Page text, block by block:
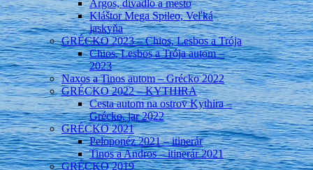
Argos, divadlo a mesto
Kláštor Mega Spileo, Veľká
jaskyňa
GRÉCKO 2023 – Chios, Lesbos a Trója
Chios, Lesbos a Trója autom –
2023
Naxos a Tinos autom – Grécko 2022
GRÉCKO 2022 – KYTHIRA
Cesta autom na ostrov Kythira –
Grécko, jar 2022
GRÉCKO 2021
Peloponéz 2021 – itinerár
Tinos a Andros – itinerár 2021
GRÉCKO 2019